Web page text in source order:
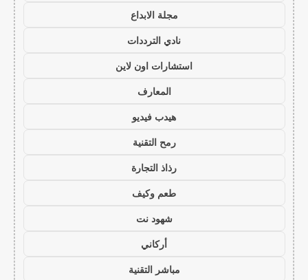
مجلة الابداع
نادي الترددات
استشارات اون لاين
المعارف
هيدب فيديو
رمح التقنية
رذاذ التجارة
طعم وكيف
شهود نت
أركاني
مباشر التقنية